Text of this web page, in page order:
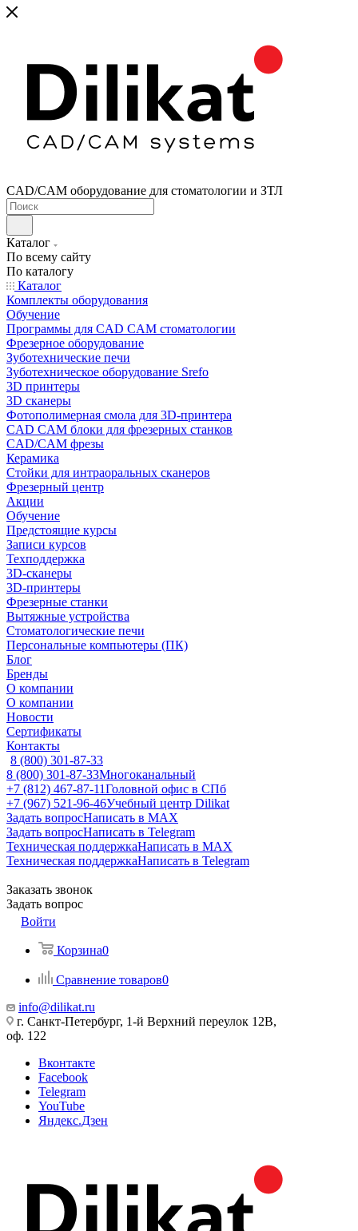
CAD/CAM оборудование для стоматологии и ЗТЛ
Каталог
По всему сайту
По каталогу
Каталог
Комплекты оборудования
Обучение
Программы для CAD CAM стоматологии
Фрезерное оборудование
Зуботехнические печи
Зуботехническое оборудование Srefo
3D принтеры
3D сканеры
Фотополимерная смола для 3D-принтера
CAD CAM блоки для фрезерных станков
CAD/CAM фрезы
Керамика
Стойки для интраоральных сканеров
Фрезерный центр
Акции
Обучение
Предстоящие курсы
Записи курсов
Техподдержка
3D-сканеры
3D-принтеры
Фрезерные станки
Вытяжные устройства
Стоматологические печи
Персональные компьютеры (ПК)
Блог
Бренды
О компании
О компании
Новости
Сертификаты
Контакты
8 (800) 301-87-33
8 (800) 301-87-33Многоканальный
+7 (812) 467-87-11Головной офис в СПб
+7 (967) 521-96-46Учебный центр Dilikat
Задать вопросНаписать в MAX
Задать вопросНаписать в Telegram
Техническая поддержкаНаписать в MAX
Техническая поддержкаНаписать в Telegram
Заказать звонок
Задать вопрос
Войти
Корзина0
Сравнение товаров0
info@dilikat.ru
г. Санкт-Петербург, 1-й Верхний переулок 12В,
оф. 122
Вконтакте
Facebook
Telegram
YouTube
Яндекс.Дзен